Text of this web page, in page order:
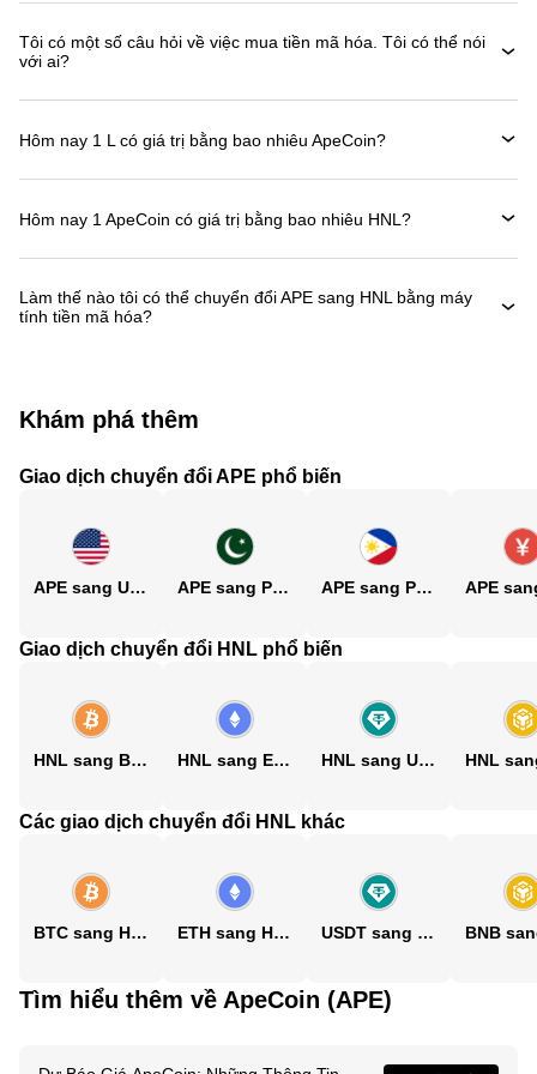
Tôi có một số câu hỏi về việc mua tiền mã hóa. Tôi có thể nói
với ai?
Hôm nay 1 L có giá trị bằng bao nhiêu ApeCoin?
Hôm nay 1 ApeCoin có giá trị bằng bao nhiêu HNL?
Làm thế nào tôi có thể chuyển đổi APE sang HNL bằng máy
tính tiền mã hóa?
Khám phá thêm
Giao dịch chuyển đổi APE phổ biến
APE sang USD APE sang PKR APE sang PHP
Giao dịch chuyển đổi HNL phổ biến
HNL sang BTC HNL sang ETH HNL sang USDT
Các giao dịch chuyển đổi HNL khác
BTC sang HNL ETH sang HNL USDT sang HNL
Tìm hiểu thêm về ApeCoin (APE)